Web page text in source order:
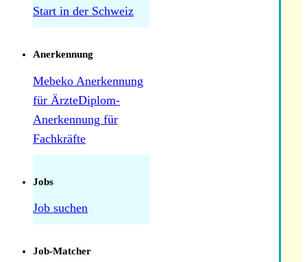
Start in der Schweiz
Anerkennung
Mebeko Anerkennung
für ÄrzteDiplom-
Anerkennung für
Fachkräfte
Jobs
Job suchen
Job-Matcher